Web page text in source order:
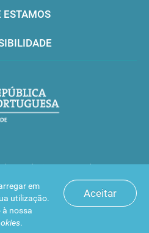
Aceitar
em
utilização.
à nossa
.
ESTAMOS
os direitos reservados